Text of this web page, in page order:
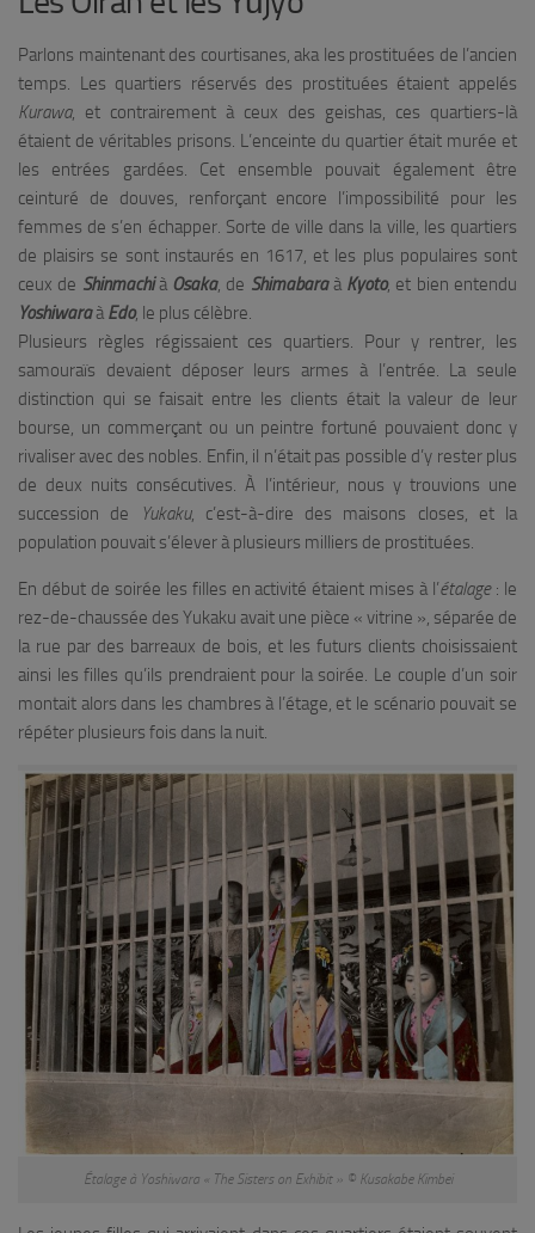
Parlons maintenant des courtisanes, aka les prostituées de l’ancien
temps. Les quartiers réservés des prostituées étaient appelés
Kurawa, et contrairement à ceux des geishas, ces quartiers-là
étaient de véritables prisons. L’enceinte du quartier était murée et
les entrées gardées. Cet ensemble pouvait également être
ceinturé de douves, renforçant encore l’impossibilité pour les
femmes de s’en échapper. Sorte de ville dans la ville, les quartiers
de plaisirs se sont instaurés en 1617, et les plus populaires sont
ceux de Shinmachià Osaka, de Shimabaraà Kyoto, et bien entendu
Yoshiwaraà Edo, le plus célèbre.
Plusieurs règles régissaient ces quartiers. Pour y rentrer, les
samouraïs devaient déposer leurs armes à l’entrée. La seule
distinction qui se faisait entre les clients était la valeur de leur
bourse, un commerçant ou un peintre fortuné pouvaient donc y
rivaliser avec des nobles. Enfin, il n’était pas possible d’y rester plus
de deux nuits consécutives. À l’intérieur, nous y trouvions une
succession de
Yukaku, c’est-à-dire des maisons closes, et la
population pouvait s’élever à plusieurs milliers de prostituées.
En début de soirée les filles en activité étaient mises à l’étalage: le
rez-de-chaussée des Yukaku avait une pièce « vitrine », séparée de
la rue par des barreaux de bois, et les futurs clients choisissaient
ainsi les filles qu’ils prendraient pour la soirée. Le couple d’un soir
montait alors dans les chambres à l’étage, et le scénario pouvait se
répéter plusieurs fois dans la nuit.
Étalage à Yoshiwara « The Sisters on Exhibit » © Kusakabe Kimbei